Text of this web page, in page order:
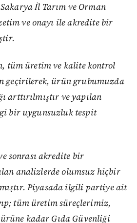
İl Tarım ve Orman
ve onayı ile akredite bir
tüm üretim ve kalite kontrol
geçirilerek, ürün grubumuzda
arttırılmıştır ve yapılan
bir uygunsuzluk tespit
sonrası akredite bir
analizlerde olumsuz hiçbir
Piyasada ilgili partiye ait
tüm üretim süreçlerimiz,
kadar Gıda Güvenliği